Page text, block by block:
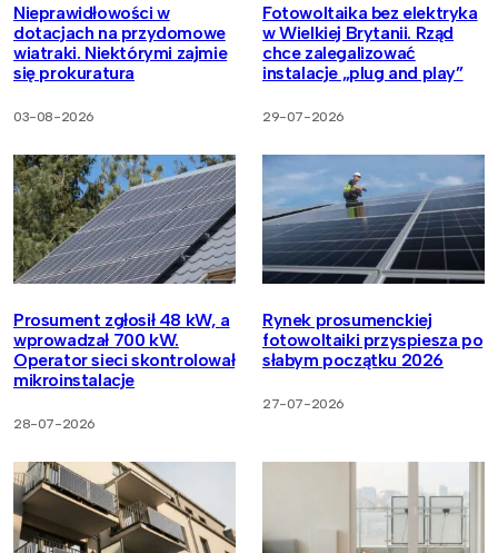
Nieprawidłowości w
dotacjach na przydomowe
wiatraki. Niektórymi zajmie
się prokuratura
03-08-2026
Fotowoltaika bez elektryka
w Wielkiej Brytanii. Rząd
chce zalegalizować
instalacje „plug and play”
29-07-2026
Prosument zgłosił 48 kW, a
wprowadzał 700 kW.
Operator sieci skontrolował
mikroinstalacje
28-07-2026
Rynek prosumenckiej
fotowoltaiki przyspiesza po
słabym początku 2026
27-07-2026